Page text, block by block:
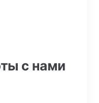
с нами